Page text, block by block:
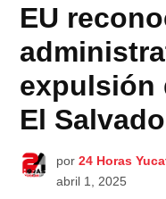
EU
expulsión
El
por 24 Horas
abril 1, 2025